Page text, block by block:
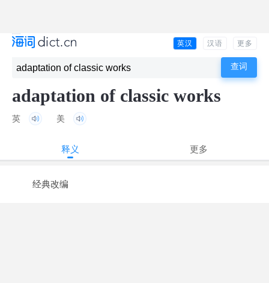
英汉 汉语 更多
adaptation of classic works
英 美
释义 更多
经典改编